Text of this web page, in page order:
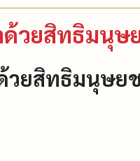
วยสิทธิมนุษ
วยสิทธิมนุษย